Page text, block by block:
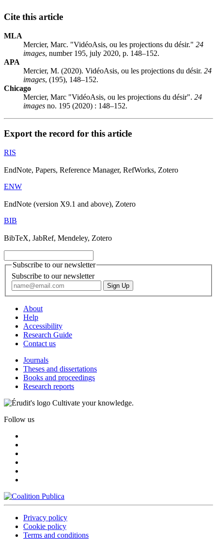
Cite this article
MLA
Mercier, Marc. "VidéoAsis, ou les projections du désir." 24
images, number 195, july 2020, p. 148–152.
APA
Mercier, M. (2020). VidéoAsis, ou les projections du désir. 24
images, (195), 148–152.
Chicago
Mercier, Marc "VidéoAsis, ou les projections du désir". 24
images no. 195 (2020) : 148–152.
Export the record for this article
RIS
EndNote, Papers, Reference Manager, RefWorks, Zotero
ENW
EndNote (version X9.1 and above), Zotero
BIB
BibTeX, JabRef, Mendeley, Zotero
Subscribe to our newsletter
Subscribe to our newsletter
About
Help
Accessibility
Research Guide
Contact us
Journals
Theses and dissertations
Books and proceedings
Research reports
Cultivate your knowledge.
Follow us
Privacy policy
Cookie policy
Terms and conditions